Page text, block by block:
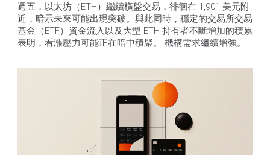
週五，以太坊（ETH）繼續橫盤交易，徘徊在 1,901 美元附
近，暗示未來可能出現突破。與此同時，穩定的交易所交易
基金（ETF）資金流入以及大型 ETH 持有者不斷增加的積累
表明，看漲壓力可能正在暗中積聚。 機構需求繼續增強。